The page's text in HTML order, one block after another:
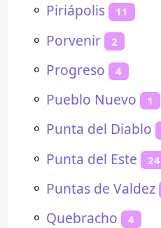
⚬ Piriápolis 11
⚬ Porvenir 2
⚬ Progreso 4
⚬ Pueblo Nuevo 1
⚬ Punta del Diablo
⚬ Punta del Este 24
⚬ Puntas de Valdez
⚬ Quebracho 4